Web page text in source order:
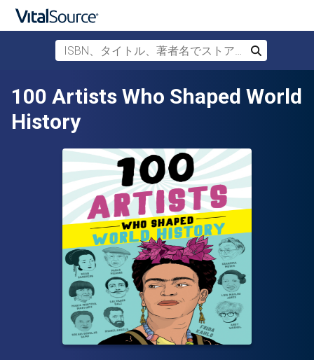
メインコンテンツへスキップ
ISBN、タイトル、著者名でストアを検索
検索
100 Artists Who Shaped World
History